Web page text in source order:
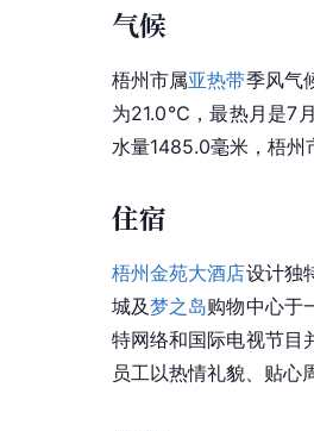
气候
梧州市属亚热带季风气
为21.0℃，最热月是7
水量1485.0毫米，梧州
住宿
梧州金苑大酒店设计独
城及梦之岛购物中心于
特网络和国际电视节目
员工以热情礼貌、贴心